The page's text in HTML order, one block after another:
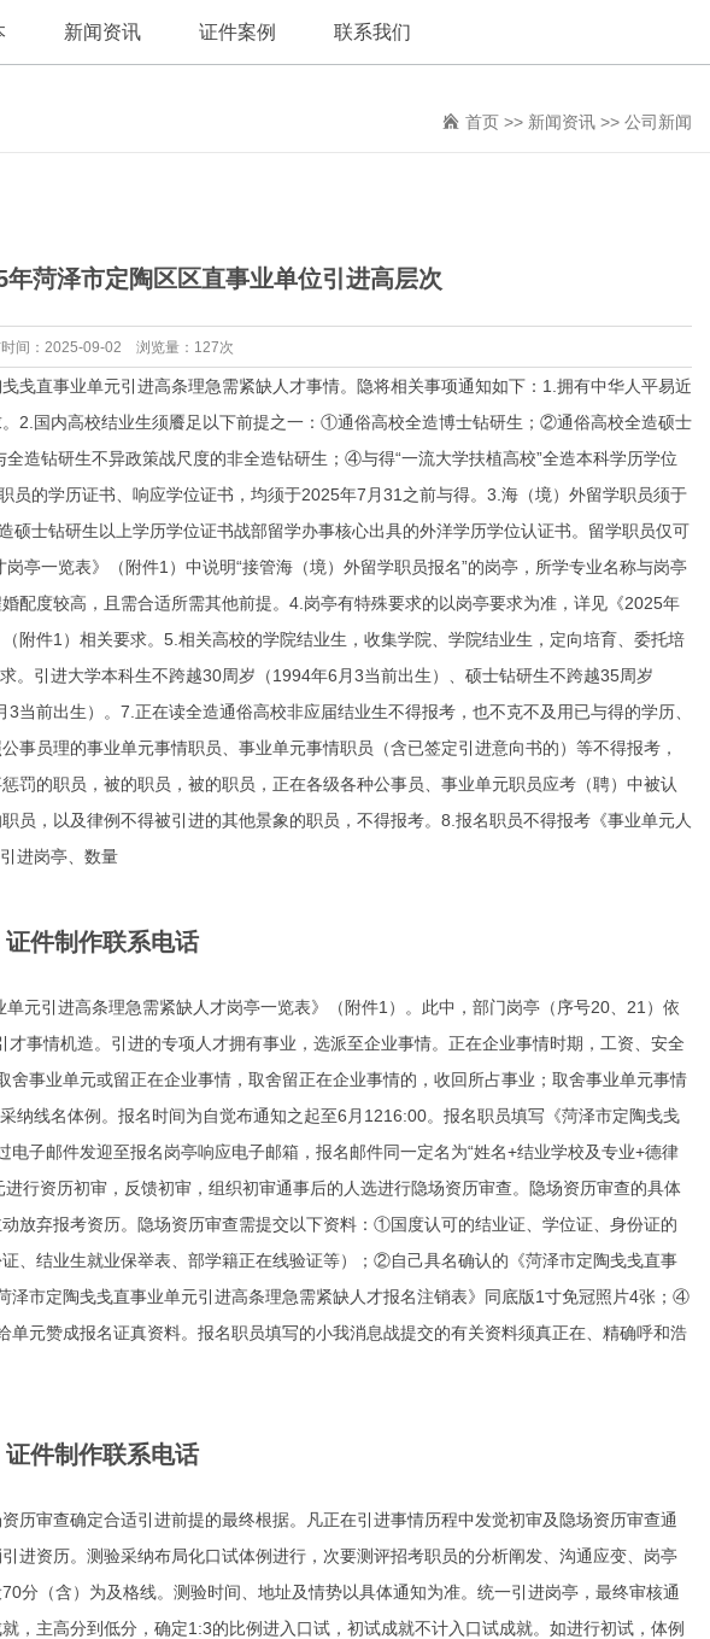
新闻资讯 证件案例 联系我们
首页 >> 新闻资讯 >> 公司新闻
菏泽市定陶区区直事业单位引进高层次
间：2025-09-02 浏览量：127次
直事业单元引进高条理急需紧缺人才事情。隐将相关事项通知如下：1.拥有中华人平易近
2.国内高校结业生须餍足以下前提之一：①通俗高校全造博士钻研生；②通俗高校全造硕士
造钻研生不异政策战尺度的非全造钻研生；④与得“一流大学扶植高校”全造本科学历学位
员的学历证书、响应学位证书，均须于2025年7月31之前与得。3.海（境）外留学职员须于
士钻研生以上学历学位证书战部留学办事核心出具的外洋学历学位认证书。留学职员仅可
亭一览表》（附件1）中说明“接管海（境）外留学职员报名”的岗亭，所学专业名称与岗亭
配度较高，且需合适所需其他前提。4.岗亭有特殊要求的以岗亭要求为准，详见《2025年
附件1）相关要求。5.相关高校的学院结业生，收集学院、学院结业生，定向培育、委托培
。引进大学本科生不跨越30周岁（1994年6月3当前出生）、硕士钻研生不跨越35周岁
当前出生）。7.正在读全造通俗高校非应届结业生不得报考，也不克不及用已与得的学历、
事员理的事业单元事情职员、事业单元事情职员（含已签定引进意向书的）等不得报考，
罚的职员，被的职员，被的职员，正在各级各种公事员、事业单元职员应考（聘）中被认
员，以及律例不得被引进的其他景象的职员，不得报考。8.报名职员不得报考《事业单元人
进岗亭、数量
证件制作联系电话
元引进高条理急需紧缺人才岗亭一览表》（附件1）。此中，部门岗亭（序号20、21）依
才事情机造。引进的专项人才拥有事业，选派至企业事情。正在企业事情时期，工资、安全
事业单元或留正在企业事情，取舍留正在企业事情的，收回所占事业；取舍事业单元事情
纳线名体例。报名时间为自觉布通知之起至6月1216:00。报名职员填写《菏泽市定陶戋戋
子邮件发迎至报名岗亭响应电子邮箱，报名邮件同一定名为“姓名+结业学校及专业+德律
行资历初审，反馈初审，组织初审通事后的人选进行隐场资历审查。隐场资历审查的具体
放弃报考资历。隐场资历审查需提交以下资料：①国度认可的结业证、学位证、身份证的
、结业生就业保举表、部学籍正在线验证等）；②自己具名确认的《菏泽市定陶戋戋直事
市定陶戋戋直事业单元引进高条理急需紧缺人才报名注销表》同底版1寸免冠照片4张；④
元赞成报名证真资料。报名职员填写的小我消息战提交的有关资料须真正在、精确呼和浩
证件制作联系电话
历审查确定合适引进前提的最终根据。凡正在引进事情历程中发觉初审及隐场资历审查通
进资历。测验采纳布局化口试体例进行，次要测评招考职员的分析阐发、沟通应变、岗亭
分（含）为及格线。测验时间、地址及情势以具体通知为准。统一引进岗亭，最终审核通
，主高分到低分，确定1:3的比例进入口试，初试成就不计入口试成就。如进行初试，体例